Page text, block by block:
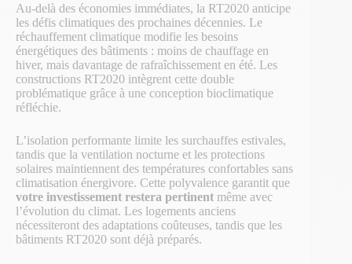
Au-delà des économies immédiates, la RT2020 anticipe
les défis climatiques des prochaines décennies. Le
réchauffement climatique modifie les besoins
énergétiques des bâtiments : moins de chauffage en
hiver, mais davantage de rafraîchissement en été. Les
constructions RT2020 intègrent cette double
problématique grâce à une conception bioclimatique
réfléchie.
L’isolation performante limite les surchauffes estivales,
tandis que la ventilation nocturne et les protections
solaires maintiennent des températures confortables sans
climatisation énergivore. Cette polyvalence garantit que
votre investissement restera pertinent même avec
l’évolution du climat. Les logements anciens
nécessiteront des adaptations coûteuses, tandis que les
bâtiments RT2020 sont déjà préparés.